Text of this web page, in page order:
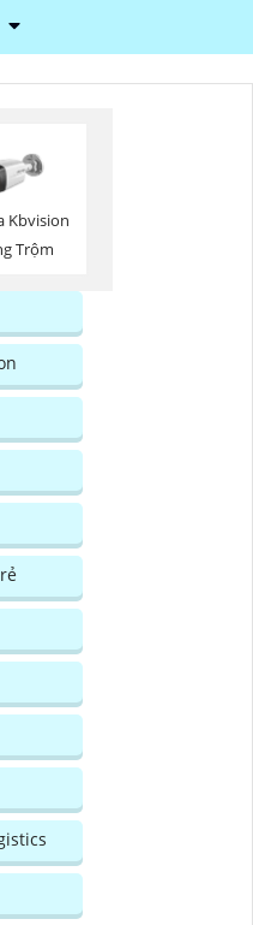
Kbvision
Trộm